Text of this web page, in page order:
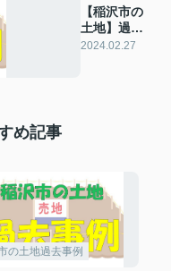
【稲沢市の
土地】過去
の販売事例
2024.02.27
め記事
の土地過去事例